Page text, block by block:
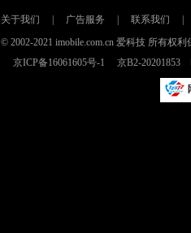
关于我们 广告服务 联系我们
© 2002-2021 imobile.com.cn 爱科技 所有权
京ICP备16061605号-1
京B2-20201853